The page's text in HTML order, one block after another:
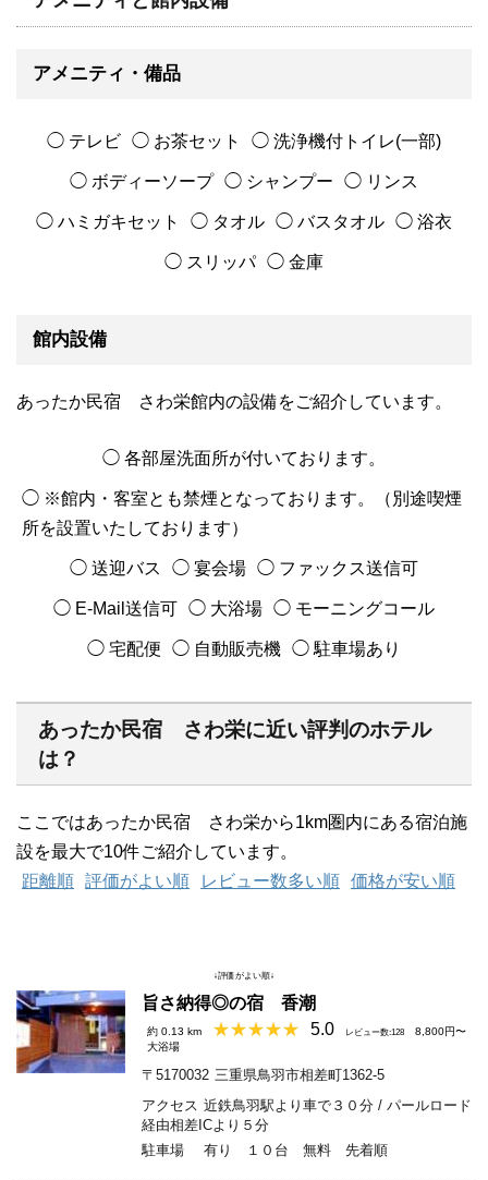
アメニティ・備品
◯ テレビ ◯ お茶セット ◯ 洗浄機付トイレ(一部)
◯ ボディーソープ ◯ シャンプー ◯ リンス
◯ ハミガキセット ◯ タオル ◯ バスタオル ◯ 浴衣
◯ スリッパ ◯ 金庫
館内設備
あったか民宿 さわ栄館内の設備をご紹介しています。
◯ 各部屋洗面所が付いております。
◯ ※館内・客室とも禁煙となっております。（別途喫煙
所を設置いたしております）
◯ 送迎バス ◯ 宴会場 ◯ ファックス送信可
◯ E-Mail送信可 ◯ 大浴場 ◯ モーニングコール
◯ 宅配便 ◯ 自動販売機 ◯ 駐車場あり
あったか民宿 さわ栄に近い評判のホテル
は？
ここではあったか民宿 さわ栄から1km圏内にある宿泊施
設を最大で10件ご紹介しています。
距離順 評価がよい順 レビュー数多い順 価格が安い順
↓評価がよい順↓
旨さ納得◎の宿 香潮
約 0.13 km 5.0 レビュー数:128
8,800円〜
大浴場
〒5170032 三重県鳥羽市相差町1362-5
アクセス 近鉄鳥羽駅より車で３０分 / パールロード
経由相差ICより５分
駐車場
有り １０台 無料 先着順